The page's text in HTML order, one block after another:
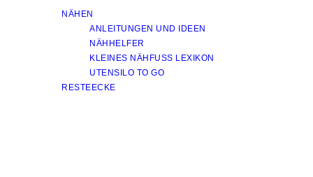
NÄHEN
ANLEITUNGEN UND IDEEN
NÄHHELFER
KLEINES NÄHFUSS LEXIKON
UTENSILO TO GO
RESTEECKE